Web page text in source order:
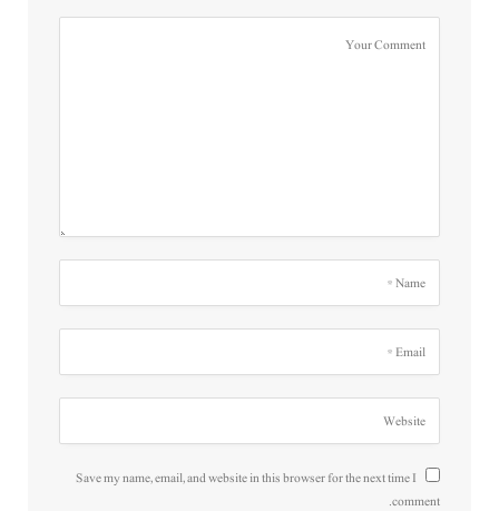
Save my name, email, and website in this browser for the next time I
comment.